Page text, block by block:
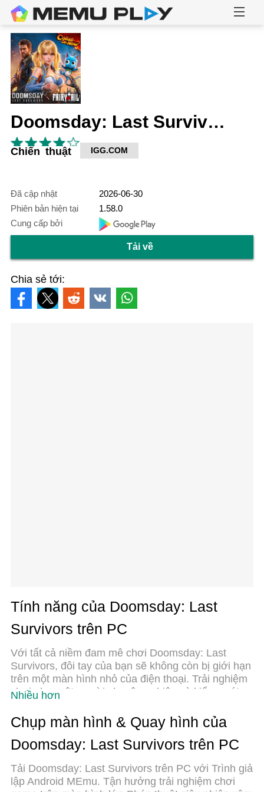
Doomsday: Last Survivors
Chiến thuật IGG.COM
Đã cập nhật
2026-06-30
Phiên bản hiện tại
1.58.0
Cung cấp bởi
Tải về
Chia sẻ tới:
Tính năng của Doomsday: Last
Survivors trên PC
Với tất cả niềm đam mê chơi Doomsday: Last
Survivors, đôi tay của bạn sẽ không còn bị giới hạn
trên một màn hình nhỏ của điện thoại. Trải nghiệm
chơi như một người chuyên nghiệp và kiểm soát
chuột. MEmu cung cấp cho bạn tất cả những điều
mà bạn đang mong đợi. Tải xuống và chơi
Doomsday: Last Survivors trên PC. Miễn là bạn
liệu di động và các cuộc gọi làm phiền. MEmu 9
hoàn toàn là sự lựa chọn tốt nhất để chơi
Nhiều hơn
Chụp màn hình & Quay hình của
Doomsday: Last Survivors trên PC
Tải Doomsday: Last Survivors trên PC với Trình giả
lập Android MEmu. Tận hưởng trải nghiệm chơi